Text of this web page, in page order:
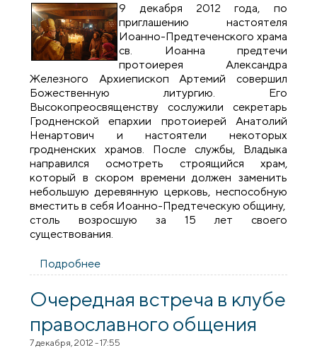
9 декабря 2012 года, по
приглашению настоятеля
Иоанно-Предтеченского храма
св. Иоанна предтечи
протоиерея Александра
Железного Архиепископ Артемий совершил
Божественную литургию. Его
Высокопреосвященству сослужили секретарь
Гродненской епархии протоиерей Анатолий
Ненартович и настоятели некоторых
гродненских храмов. После службы, Владыка
направился осмотреть строящийся храм,
который в скором времени должен заменить
небольшую деревянную церковь, неспособную
вместить в себя Иоанно-Предтеческую общину,
столь возросшую за 15 лет своего
существования.
Подробнее
св. Иоанна предтечи в Гродно
Очередная встреча в клубе
православного общения
7 декабря, 2012 - 17:55